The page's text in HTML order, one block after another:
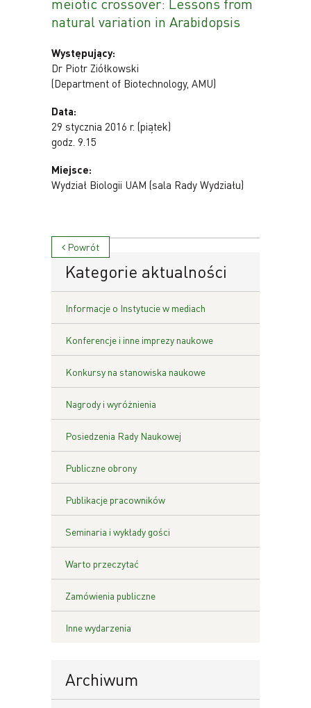
natural variation in Arabidopsis
Występujący:
Dr Piotr Ziółkowski
(Department of Biotechnology, AMU)
Data:
29 stycznia 2016 r. (piątek)
godz. 9.15
Miejsce:
Wydział Biologii UAM (sala Rady Wydziału)
Powrót
Kategorie aktualności
Informacje o Instytucie w mediach
Konferencje i inne imprezy naukowe
Konkursy na stanowiska naukowe
Nagrody i wyróżnienia
Posiedzenia Rady Naukowej
Publiczne obrony
Publikacje pracowników
Seminaria i wykłady gości
Warto przeczytać
Zamówienia publiczne
Inne wydarzenia
Archiwum